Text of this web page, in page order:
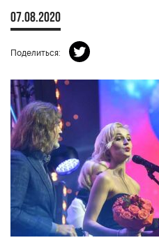
07.08.2020
Поделиться: